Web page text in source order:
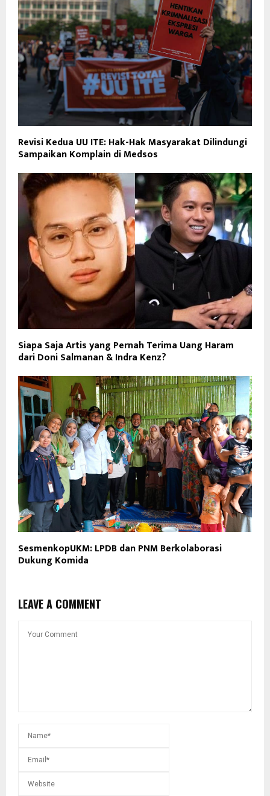
Revisi Kedua UU ITE: Hak-Hak Masyarakat Dilindungi
Sampaikan Komplain di Medsos
Siapa Saja Artis yang Pernah Terima Uang Haram
dari Doni Salmanan & Indra Kenz?
SesmenkopUKM: LPDB dan PNM Berkolaborasi
Dukung Komida
LEAVE A COMMENT